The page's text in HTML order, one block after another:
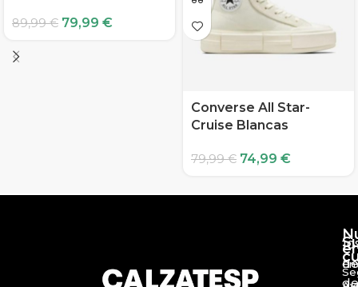
89,99€ 79,99 €
Converse All Star-
Cruise Blancas
79,99€ 74,99 €
de